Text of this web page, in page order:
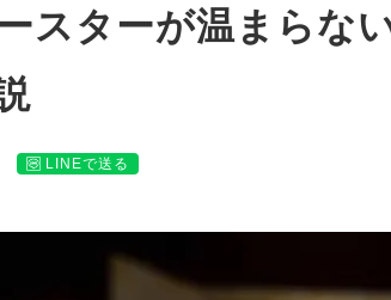
スターが温まらな
LINEで送る